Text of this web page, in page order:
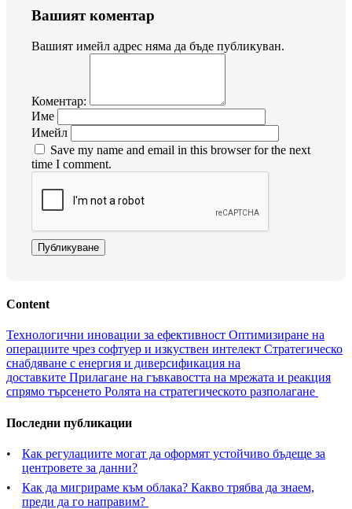
Вашият коментар
Вашият имейл адрес няма да бъде публикуван.
Коментар:
Име
Имейл
Save my name and email in this browser for the next
time I comment.
Публикуване
Content
Технологични иновации за ефективност Оптимизиране на
операциите чрез софтуер и изкуствен интелект Стратегическо
снабдяване с енергия и диверсификация на
доставките Прилагане на гъвкавостта на мрежата и реакция
спрямо търсенето Ролята на стратегическото разполагане
Последни публикации
Как регулациите могат да оформят устойчиво бъдеще за
центровете за данни?
Как да мигрираме към облака? Какво трябва да знаем,
преди да го направим?